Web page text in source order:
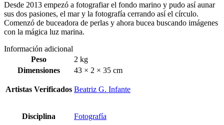
Desde 2013 empezó a fotografiar el fondo marino y pudo así aunar
sus dos pasiones, el mar y la fotografía cerrando así el círculo.
Comenzó de buceadora de perlas y ahora bucea buscando imágenes
con la mágica luz marina.
Información adicional
Peso
2 kg
Dimensiones
43 × 2 × 35 cm
Artistas Verificados Beatriz G. Infante
Disciplina Fotografía